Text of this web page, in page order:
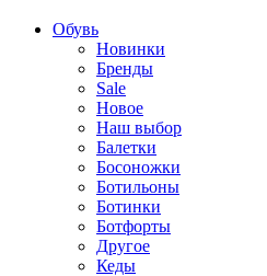
Обувь
Новинки
Бренды
Sale
Новое
Наш выбор
Балетки
Босоножки
Ботильоны
Ботинки
Ботфорты
Другое
Кеды